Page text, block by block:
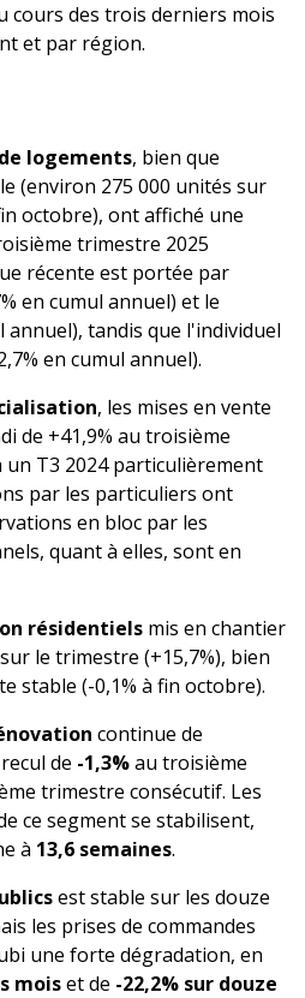
cours des trois derniers mois
et par région.
logements, bien que
(environ 275 000 unités sur
octobre), ont affiché une
trimestre 2025
récente est portée par
en cumul annuel) et le
annuel), tandis que l'individuel
en cumul annuel).
, les mises en vente
de +41,9% au troisième
T3 2024 particulièrement
par les particuliers ont
en bloc par les
quant à elles, sont en
résidentiels mis en chantier
le trimestre (+15,7%), bien
stable (-0,1% à fin octobre).
continue de
de -1,3%au troisième
trimestre consécutif. Les
ce segment se stabilisent,
à 13,6 semaines.
est stable sur les douze
les prises de commandes
une forte dégradation, en
moiset de -22,2% sur douze